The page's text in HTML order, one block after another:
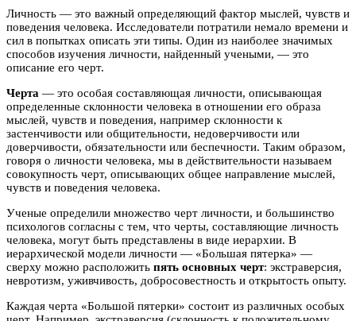
Личность — это важный определяющий фактор мыслей, чувств и
поведения человека. Исследователи потратили немало времени и
сил в попытках описать эти типы. Один из наиболее значимых
способов изучения личности, найденный учеными, — это
описание его черт.
Черта — это особая составляющая личности, описывающая
определенные склонности человека в отношении его образа
мыслей, чувств и поведения, например склонности к
застенчивости или общительности, недоверчивости или
доверчивости, обязательности или беспечности. Таким образом,
говоря о личности человека, мы в действительности называем
совокупность черт, описывающих общее направление мыслей,
чувств и поведения человека.
Ученые определили множество черт личности, и большинство
психологов согласны с тем, что черты, составляющие личность
человека, могут быть представлены в виде иерархии. В
иерархической модели личности — «Большая пятерка» —
сверху можно расположить пять основных черт: экстраверсия,
невротизм, уживчивость, добросовестность и открытость опыту.
Каждая черта «Большой пятерки» состоит из различных особых